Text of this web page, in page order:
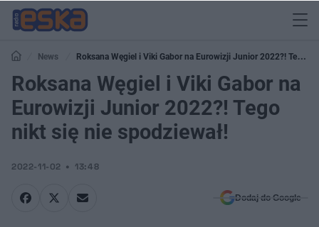
News
Roksana Węgiel i Viki Gabor na Eurowizji Junior 2022?! Tego
nikt się nie spodziewał!
Roksana Węgiel i Viki Gabor na
Eurowizji Junior 2022?! Tego
nikt się nie spodziewał!
2022-11-02 13:48
Dodaj do Google